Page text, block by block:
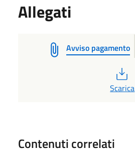
Allegati
Avviso pagamento
Scarica
Contenuti correlati